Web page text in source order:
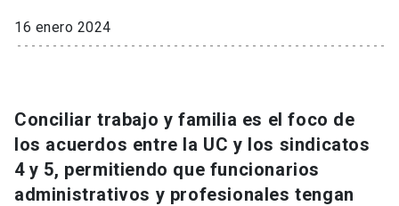
Información para keyboard_arrow_down
Futuros estudiantes
Go to english site launch
16 enero 2024
Conciliar trabajo y familia es el foco de
los acuerdos entre la UC y los sindicatos
4 y 5, permitiendo que funcionarios
administrativos y profesionales tengan